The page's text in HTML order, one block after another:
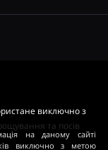
виключно з
та посів
на даному сайті
виключно з метою